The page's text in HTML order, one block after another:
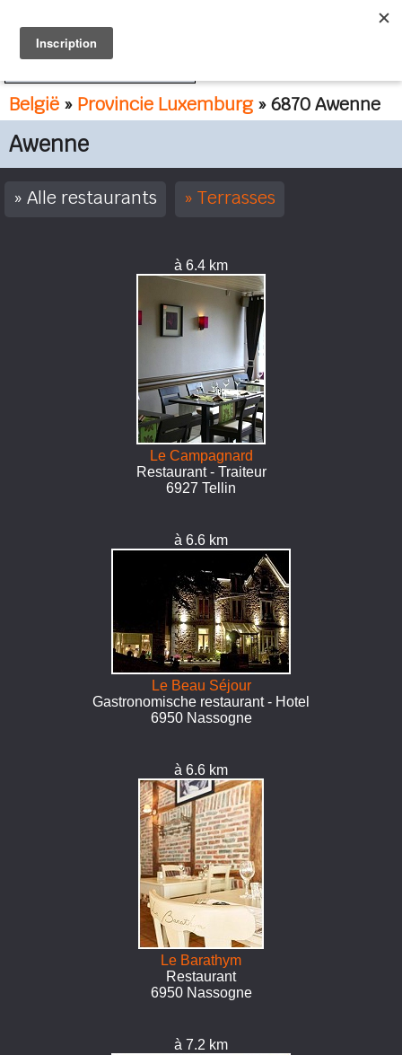
België » Provincie Luxemburg» 6870 Awenne
Awenne
Alle restaurants Terrasses
à 6.4 km
Le Campagnard
Restaurant - Traiteur
6927 Tellin
à 6.6 km
Le Beau Séjour
Gastronomische restaurant - Hotel
6950 Nassogne
à 6.6 km
Le Barathym
Restaurant
6950 Nassogne
à 7.2 km